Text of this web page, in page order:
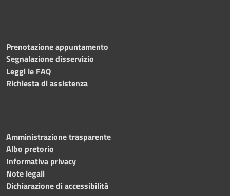
Prenotazione appuntamento
Segnalazione disservizio
Leggi le FAQ
Richiesta di assistenza
Amministrazione trasparente
Albo pretorio
Informativa privacy
Note legali
Dichiarazione di accessibilità